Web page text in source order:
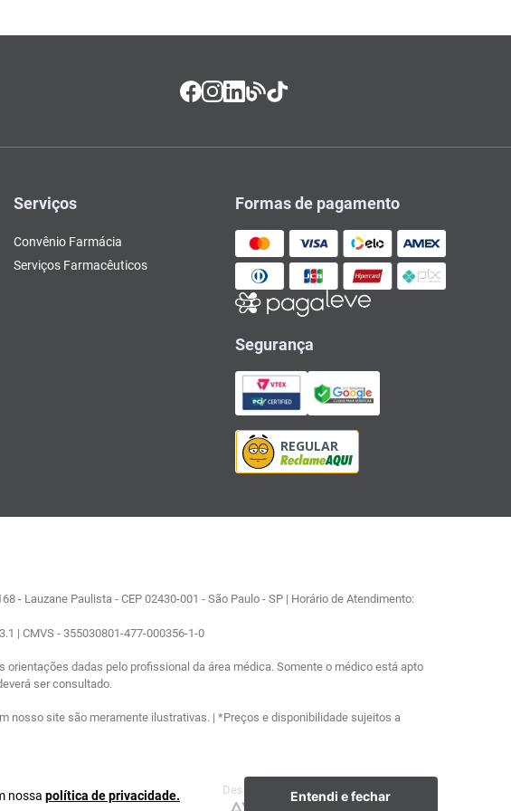
nossa política de privacidade. Entendi e fechar
Serviços
Convênio Farmácia
Serviços Farmacêuticos
Formas de pagamento
Segurança
- Lauzane Paulista - CEP 02430-001 - São Paulo - SP | Horário de Atendimento:
| CMVS - 355030801-477-000356-1-0
dadas pelo profissional da área médica. Somente o médico está apto
ser consultado.
nosso site são meramente ilustrativas. | *Preços e disponibilidade sujeitos a
Desenvolvimento Plataforma